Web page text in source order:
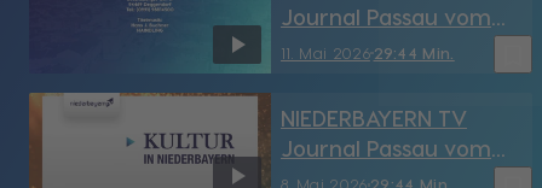
11. Mai 202629:44 Min.
Journal Passau vom
11.05.2026
8. Mai 2026 29:44 Min.
NIEDERBAYERN TV
Journal Passau vom
8.05.2026